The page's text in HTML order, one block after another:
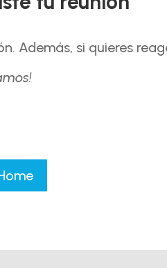
Además, si quieres